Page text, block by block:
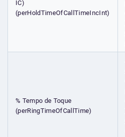
IC)
(perHoldTimeOfCallTimeIncInt)
% Tempo de Toque
(perRingTimeOfCallTime)